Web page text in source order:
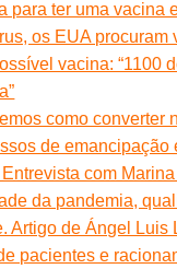
para ter uma vacina
os EUA procuram
vacina: “1100
como converter
de emancipação
Entrevista com
da pandemia,
Artigo de Ángel Luis
pacientes e